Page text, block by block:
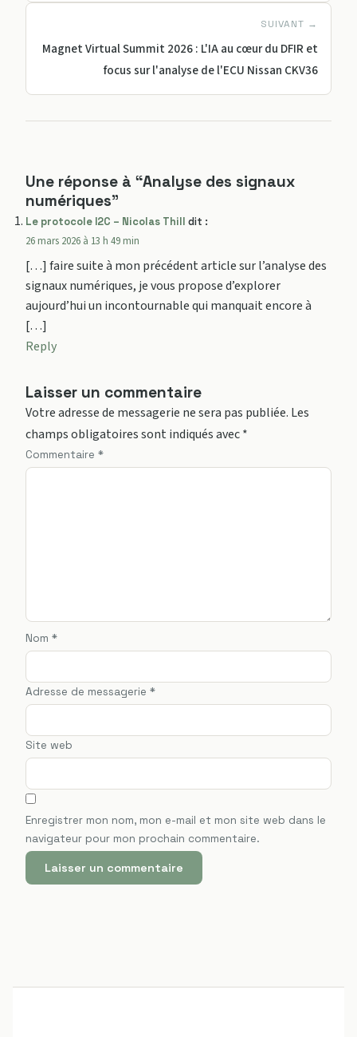
SUIVANT →
Magnet Virtual Summit 2026 : L'IA au cœur du DFIR et
focus sur l'analyse de l'ECU Nissan CKV36
Une réponse à “Analyse des signaux
numériques”
Le protocole I2C – Nicolas Thill dit :
26 mars 2026 à 13 h 49 min
[…] faire suite à mon précédent article sur l’analyse des
signaux numériques, je vous propose d’explorer
aujourd’hui un incontournable qui manquait encore à
[…]
Reply
Laisser un commentaire
Votre adresse de messagerie ne sera pas publiée. Les
champs obligatoires sont indiqués avec*
Commentaire *
Nom *
Adresse de messagerie *
Site web
Enregistrer mon nom, mon e-mail et mon site web dans le
navigateur pour mon prochain commentaire.